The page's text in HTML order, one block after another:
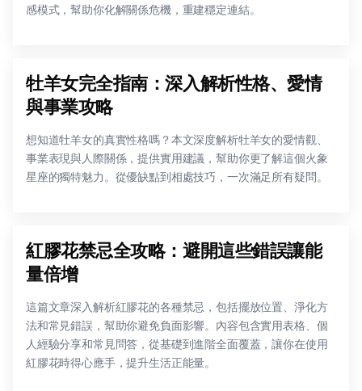
感模式，幫助你化解關係危機，重建穩定連結。
牡羊女完全指南：深入解析性格、愛情
與事業攻略
想知道牡羊女的真實性格嗎？本文深度解析牡羊女的愛情觀、
事業表現與人際關係，提供實用建議，幫助你更了解這個火象
星座的獨特魅力。從優缺點到相處技巧，一次滿足所有疑問。
紅膠花禁忌全攻略：避開這些錯誤讓能
量倍增
這篇文章深入解析紅膠花的各種禁忌，包括擺放位置、淨化方
法和常見錯誤，幫助你避免負面影響。內容包含實用表格、個
人經驗分享和常見問答，從基礎到進階全面覆蓋，讓你在使用
紅膠花時得心應手，提升生活正能量。